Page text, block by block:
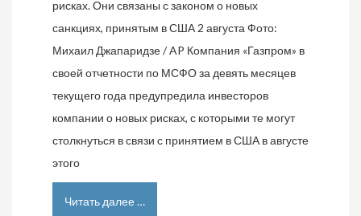
рисках. Они связаны с законом о новых
санкциях, принятым в США 2 августа Фото:
Михаил Джапаридзе / AP Компания «Газпром» в
своей отчетности по МСФО за девять месяцев
текущего года предупредила инвесторов
компании о новых рисках, с которыми те могут
столкнуться в связи с принятием в США в августе
этого
Читать далее …